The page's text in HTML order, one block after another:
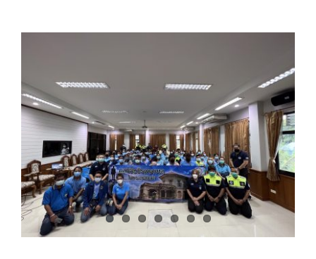
ร่วมบริจาค
ข้อมูลข่าวสาร
ติดต่อเรา